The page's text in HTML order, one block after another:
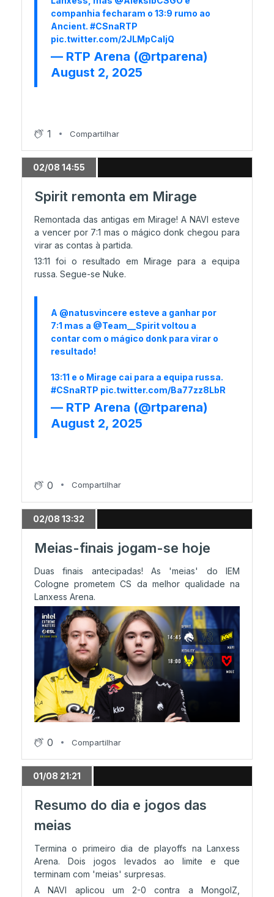
companhia fecharam o 13:9 rumo ao
Ancient. #CSnaRTP
pic.twitter.com/2JLMpCaIjQ
— RTP Arena (@rtparena)
August 2, 2025
1 Compartilhar
02/08 14:55
Spirit remonta em Mirage
Remontada das antigas em Mirage! A NAVI esteve
a vencer por 7:1 mas o mágico donk chegou para
virar as contas à partida.
13:11 foi o resultado em Mirage para a equipa
russa. Segue-se Nuke.
A @natusvincere esteve a ganhar por
7:1 mas a @Team__Spiritvoltou a
contar com o mágico donk para virar o
resultado!
13:11 e o Mirage cai para a equipa russa.
#CSnaRTP pic.twitter.com/Ba77zz8LbR
— RTP Arena (@rtparena)
August 2, 2025
0 Compartilhar
02/08 13:32
Meias-finais jogam-se hoje
Duas finais antecipadas! As 'meias' do IEM
Cologne prometem CS da melhor qualidade na
Lanxess Arena.
0 Compartilhar
01/08 21:21
Resumo do dia e jogos das
meias
Termina o primeiro dia de playoffs na Lanxess
Arena. Dois jogos levados ao limite e que
terminam com 'meias' surpresas.
A NAVI aplicou um 2-0 contra a MongolZ,